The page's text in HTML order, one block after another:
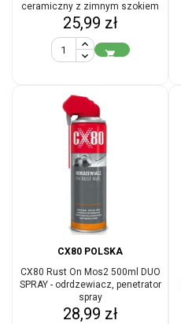
ceramiczny z zimnym szokiem
Cena
25,99 zł

CX80 POLSKA
CX80 Rust On Mos2 500ml DUO
SPRAY - odrdzewiacz, penetrator
spray
Cena
28,99 zł